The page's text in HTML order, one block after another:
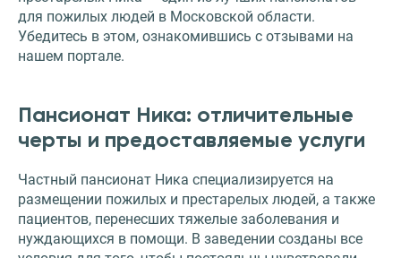
для пожилых людей в Московской области.
Убедитесь в этом, ознакомившись с отзывами на
нашем портале.
Пансионат Ника: отличительные
черты и предоставляемые услуги
Частный пансионат Ника специализируется на
размещении пожилых и престарелых людей, а также
пациентов, перенесших тяжелые заболевания и
нуждающихся в помощи. В заведении созданы все